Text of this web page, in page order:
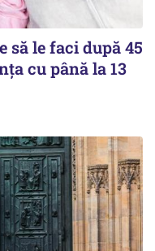
să le faci după 45
cu până la 13